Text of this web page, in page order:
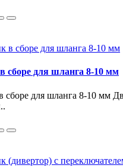
сборе для шланга 8-10 мм
сборе для шланга 8-10 мм